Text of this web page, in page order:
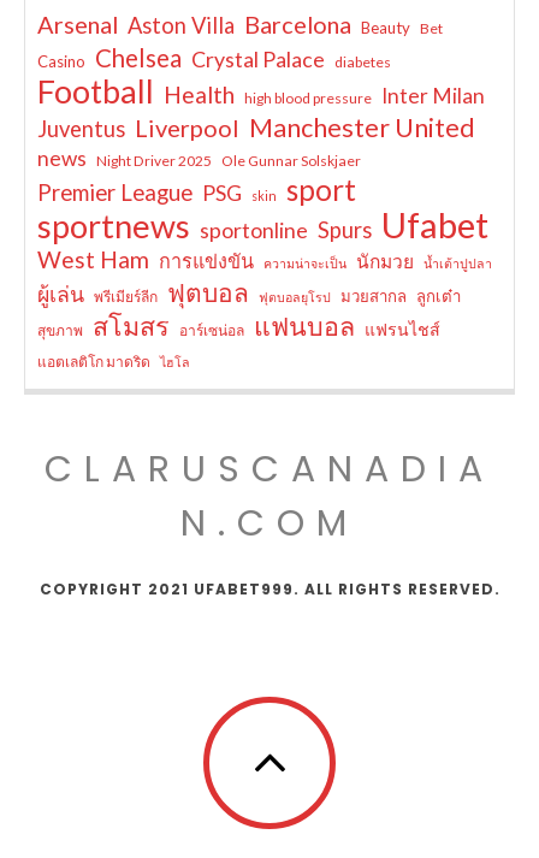
Arsenal Aston Villa Barcelona Beauty Bet
Casino Chelsea Crystal Palace diabetes
Football Health high blood pressure Inter Milan
Juventus Liverpool Manchester United
news Night Driver 2025 Ole Gunnar Solskjaer
Premier League PSG skin sport
sportnews sportonline Spurs Ufabet
West Ham การแข่งขัน ความน่าจะเป็น นักมวย น้ำเต้าปูปลา
ผู้เล่น พรีเมียร์ลีก ฟุตบอล ฟุตบอลยุโรป มวยสากล ลูกเต๋า
สุขภาพ สโมสร อาร์เซน่อล แฟนบอล แฟรนไชส์
แอตเลติโก มาดริด ไฮโล
CLARUSCANADIA
N.COM
COPYRIGHT 2021 UFABET999. ALL RIGHTS RESERVED.